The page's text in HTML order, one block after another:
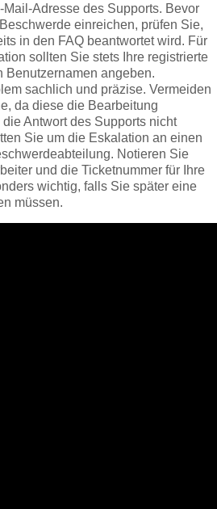
Adresse des Supports. Bevor
einreichen, prüfen Sie,
in den FAQ beantwortet wird. Für
sollten Sie stets Ihre registrierte
Benutzernamen angeben.
sachlich und präzise. Vermeiden
da diese die Bearbeitung
Antwort des Supports nicht
Sie um die Eskalation an einen
Notieren Sie
und die Ticketnummer für Ihre
wichtig, falls Sie später eine
müssen.